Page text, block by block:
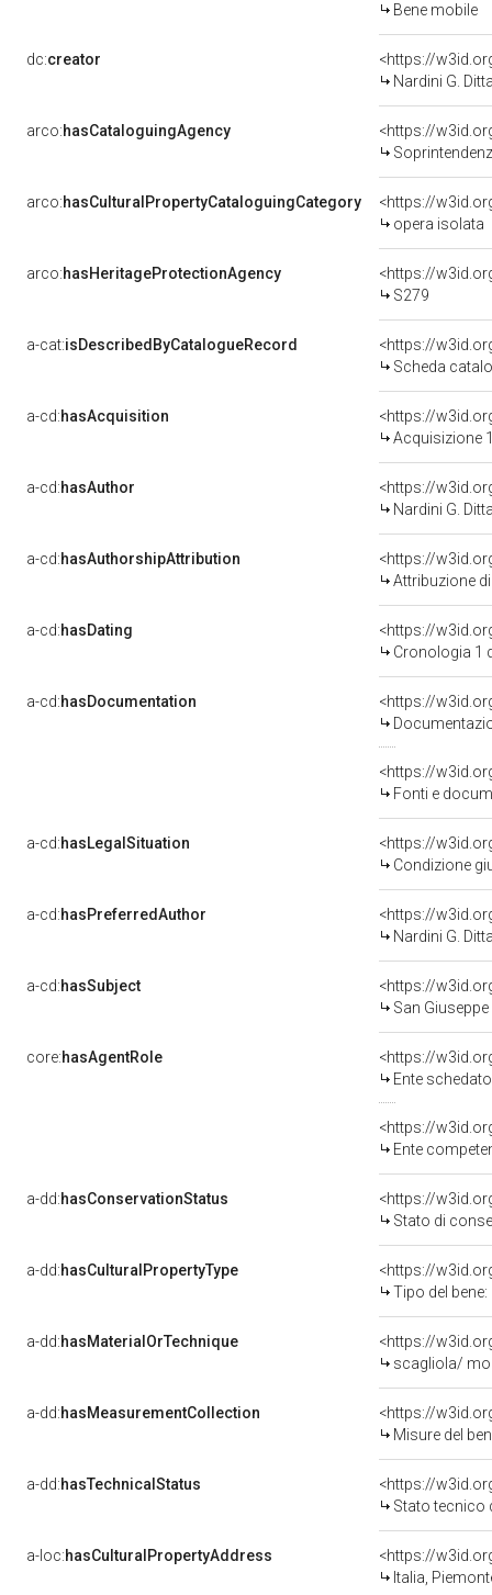
Bene mobile
dc:creator
<https://
Nardini G.
arco:hasCataloguingAgency
<https://
arco:hasCulturalPropertyCataloguingCategory
<https://
opera isolata
arco:hasHeritageProtectionAgency
<https://
S279
a-cat:isDescribedByCatalogueRecord
<https://
Scheda
a-cd:hasAcquisition
<https://
Acquisizione
a-cd:hasAuthor
<https://
Nardini G.
a-cd:hasAuthorshipAttribution
<https://
Attribuzione
a-cd:hasDating
<https://
Cronologia 1
a-cd:hasDocumentation
<https://
Fonti e
a-cd:hasLegalSituation
Condizione
a-cd:hasPreferredAuthor
<https://
Nardini G.
a-cd:hasSubject
<https://
San
core:hasAgentRole
<https://
Ente schedatore
<https://
Ente competente per
a-dd:hasConservationStatus
<https://
Stato di
a-dd:hasCulturalPropertyType
Tipo del
a-dd:hasMaterialOrTechnique
<https://
scagliola/
a-dd:hasMeasurementCollection
<https://
Misure del
a-dd:hasTechnicalStatus
<https://
Stato tecnico
a-loc:hasCulturalPropertyAddress
<https://
Italia,